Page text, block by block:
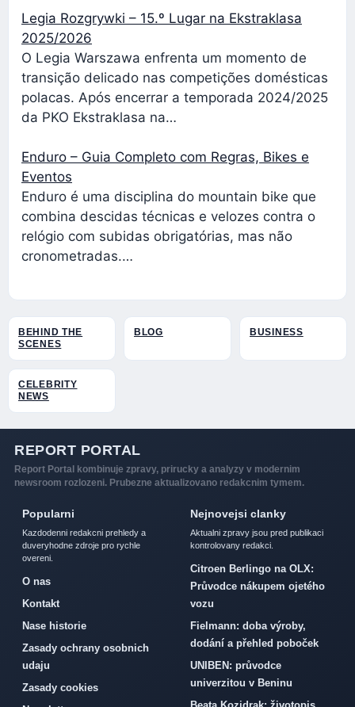
Legia Rozgrywki – 15.º Lugar na Ekstraklasa
2025/2026
O Legia Warszawa enfrenta um momento de
transição delicado nas competições domésticas
polacas. Após encerrar a temporada 2024/2025
da PKO Ekstraklasa na…
Enduro – Guia Completo com Regras, Bikes e
Eventos
Enduro é uma disciplina do mountain bike que
combina descidas técnicas e velozes contra o
relógio com subidas obrigatórias, mas não
cronometradas.…
BEHIND THE
SCENES
BLOG BUSINESS
CELEBRITY
NEWS
REPORT PORTAL
Report Portal kombinuje zpravy, prirucky a analyzy v modernim
newsroom rozlozeni. Prubezne aktualizovano redakcnim tymem.
Popularni
Kazdodenni redakcni prehledy a
duveryhodne zdroje pro rychle
overeni.
O nas
Kontakt
Nase historie
Zasady ochrany osobnich
udaju
Zasady cookies
Nejnovejsi clanky
Aktualni zpravy jsou pred publikaci
kontrolovany redakci.
Citroen Berlingo na OLX:
Průvodce nákupem ojetého
vozu
Fielmann: doba výroby,
dodání a přehled poboček
UNIBEN: průvodce
univerzitou v Beninu
Beata Kozidrak: životopis,